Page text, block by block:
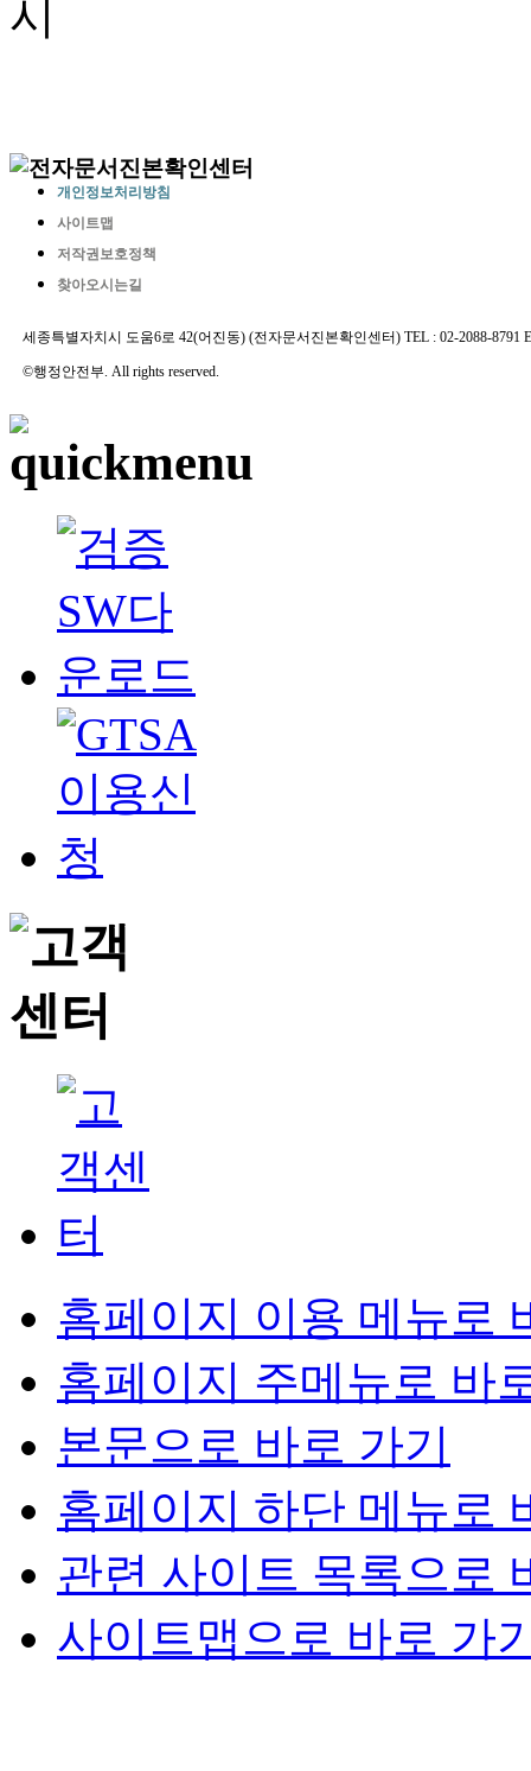
개인정보처리방침
사이트맵
저작권보호정책
찾아오시는길
세종특별자치시 도움6로 42(어진동) (전자문서진본확인센터) TEL : 02-2088-8791
©행정안전부. All rights reserved.
홈페이지 이용 메뉴로
홈페이지 주메뉴로 바
본문으로 바로 가기
홈페이지 하단 메뉴로
관련 사이트 목록으로
사이트맵으로 바로 가